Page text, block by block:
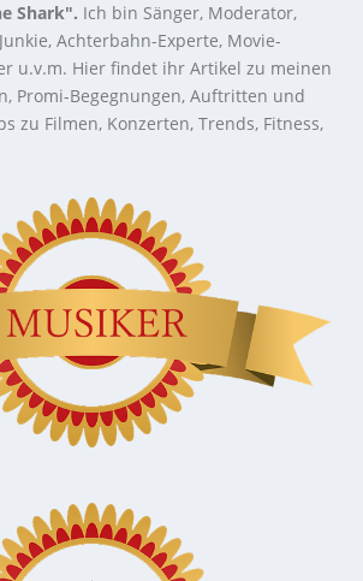
Shark". Ich bin Sänger, Moderator,
Achterbahn-Experte, Movie-
u.v.m. Hier findet ihr Artikel zu meinen
Promi-Begegnungen, Auftritten und
zu Filmen, Konzerten, Trends, Fitness,